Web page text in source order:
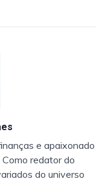
e apaixonado
redator do
do universo